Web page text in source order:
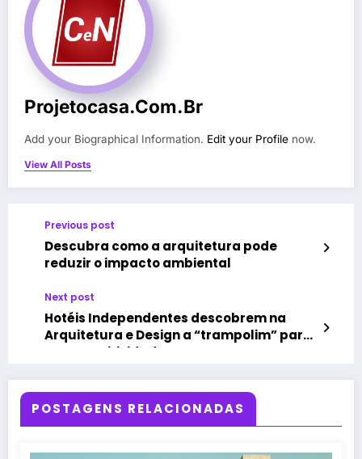
Projetocasa.com.br
Add your Biographical Information. Edit your Profile now.
View All Posts
Previous post
Descubra como a arquitetura pode
reduzir o impacto ambiental
Next post
Hotéis Independentes descobrem na
Arquitetura e Design a “trampolim” para
a competitividade
POSTAGENS RELACIONADAS